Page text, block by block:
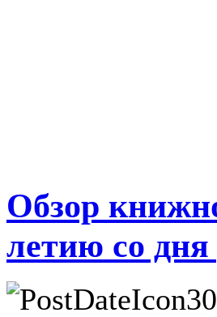
Обзор
летию со